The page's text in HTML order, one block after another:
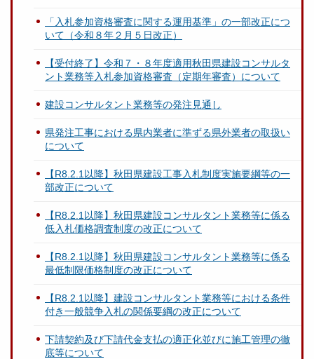
「入札参加資格審査に関する運用基準」の一部改正につ
いて（令和８年２月５日改正）
【受付終了】令和７・８年度適用秋田県建設コンサルタ
ント業務等入札参加資格審査（定期年審査）について
建設コンサルタント業務等の発注見通し
県発注工事における県内業者に準ずる県外業者の取扱い
について
【R8.2.1以降】秋田県建設工事入札制度実施要綱等の一
部改正について
【R8.2.1以降】秋田県建設コンサルタント業務等に係る
低入札価格調査制度の改正について
【R8.2.1以降】秋田県建設コンサルタント業務等に係る
最低制限価格制度の改正について
【R8.2.1以降】建設コンサルタント業務等における条件
付き一般競争入札の関係要綱の改正について
下請契約及び下請代金支払の適正化並びに施工管理の徹
底等について